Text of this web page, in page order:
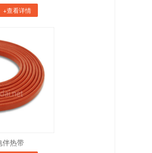
+查看详情
伴热带